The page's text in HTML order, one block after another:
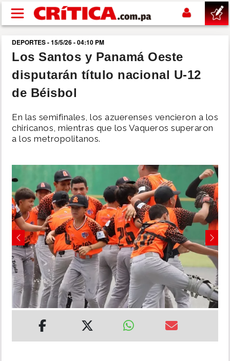
Pasar al contenido principal
buscar
SUCESOS
POLÍTICA
DEPORTES
MUNDO
INSÓLITAS
MULTIMEDIA
IMPRESO
DEPORTES - 15/5/26 - 04:10 PM
Los Santos y Panamá Oeste
disputarán título nacional U-12
de Béisbol
En las semifinales, los azuerenses vencieron a los
chiricanos, mientras que los Vaqueros superaron
a los metropolitanos.
Previous Next